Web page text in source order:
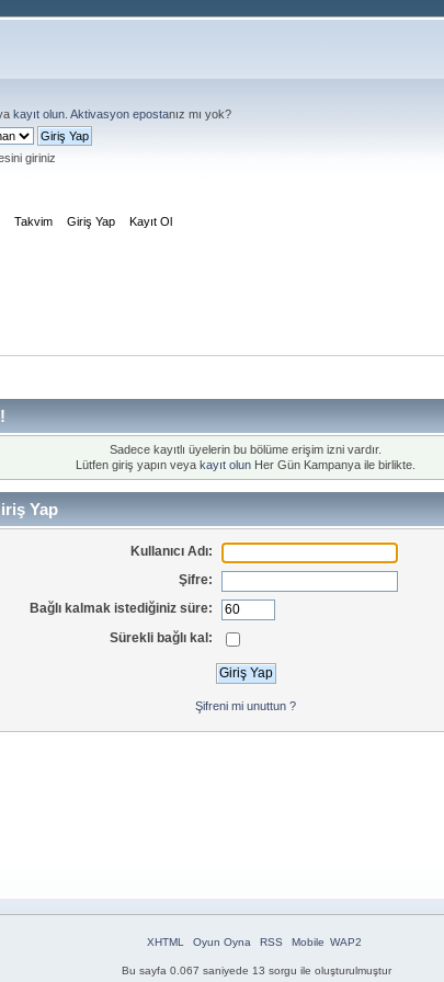
kayıt olun Aktivasyon epostanız mı yok?
giriniz
Takvim Giriş Yap Kayıt Ol
Sadece kayıtlı üyelerin bu bölüme erişim izni vardır.
Lütfen giriş yapın veya kayıt olun Her Gün Kampanya ile birlikte.
Yap
Kullanıcı Adı:
Şifre:
Bağlı kalmak istediğiniz süre:
Sürekli bağlı kal:
Şifreni mi unuttun ?
XHTML Oyun Oyna RSS Mobile WAP2
Bu sayfa 0.067 saniyede 13 sorgu ile oluşturulmuştur